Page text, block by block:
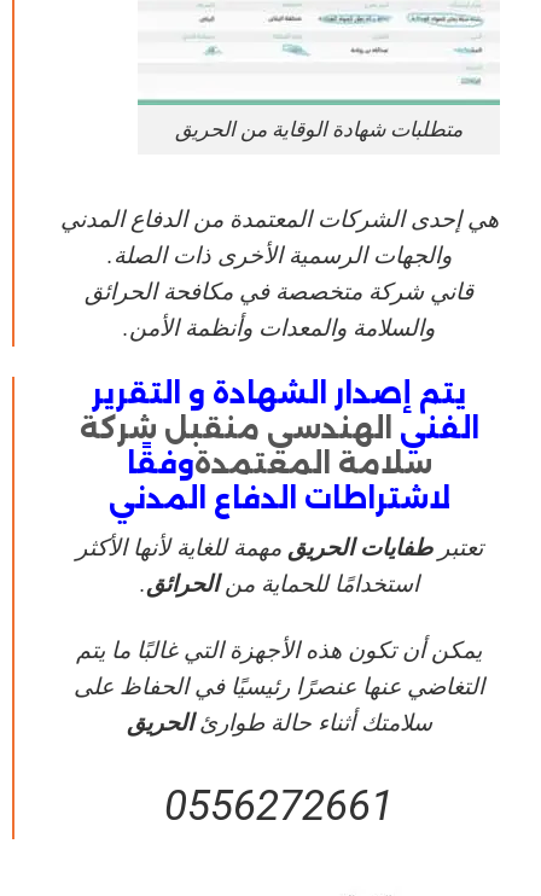
متطلبات شهادة الوقاية من الحريق
هي إحدىالشركات المعتمدة من الدفاع المدني
والجهات الرسمية الأخرى ذات الصلة.
قانيشركة متخصصة في مكافحة الحرائق
والسلامة والمعدات وأنظمةالأمن.
يتم إصدار الشهادة و التقرير
الفني
الهندسي منقبل شركة
سلامة المعتمدةوفقًا
لاشتراطات الدفاع المدني
تعتبرطفايات الحريق مهمة للغاية لأنها الأكثر
استخدامًا للحماية منالحرائق.
يمكن أن تكون هذه الأجهزة التي غالبًا ما يتم
التغاضي عنها عنصرًا رئيسيًا في الحفاظ على
سلامتك أثناء حالة طوارئالحريق
0556272661